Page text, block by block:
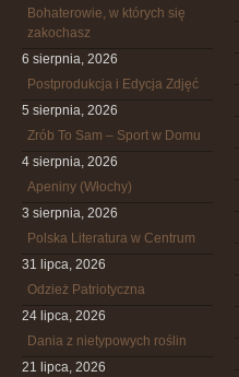
Bohaterowie, w których się
zakochasz
6 sierpnia, 2026
Postprodukcja i Edycja Zdjęć
5 sierpnia, 2026
Zrób To Sam – Sport w Domu
4 sierpnia, 2026
Apeniny (Włochy)
3 sierpnia, 2026
Polska Literatura w Centrum
31 lipca, 2026
Odzież Patriotyczna
24 lipca, 2026
Dania z nietypowych roślin
21 lipca, 2026